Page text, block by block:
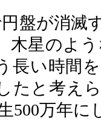
盤が消滅
木星のよ
長い時間
たと考え
500万年